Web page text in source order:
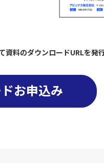
資料のダウンロードURLを発
お申込み